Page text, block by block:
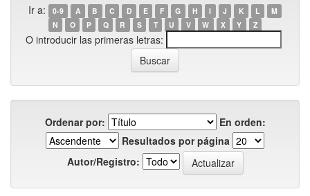
Ir a: 0-9 A B C D E F G H I J K L
M
N
O P Q R S T U V W X Y Z
O introducir las primeras letras:
Ordenar por:
En orden:
Resultados por página
Autor/Registro: